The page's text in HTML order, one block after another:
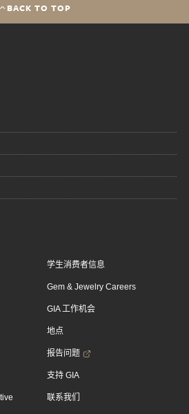
BACK TO TOP
学生消费者信息
Gem & Jewelry Careers
GIA 工作机会
地点
报告问题
支持 GIA
联系我们